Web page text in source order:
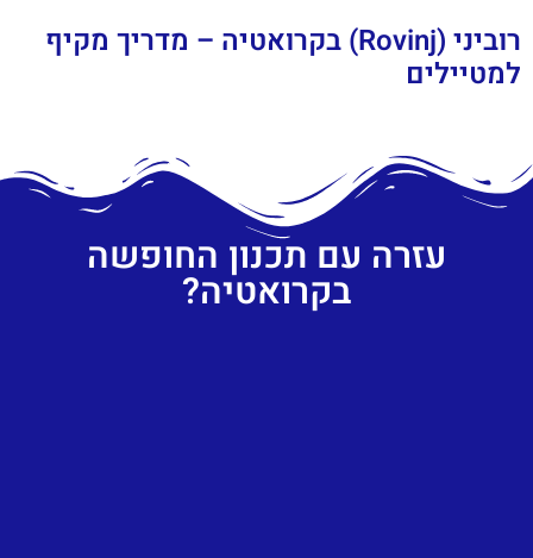
רוביני (Rovinj) בקרואטיה – מדריך מקיף
למטיילים
עזרה עם תכנון החופשה
בקרואטיה?